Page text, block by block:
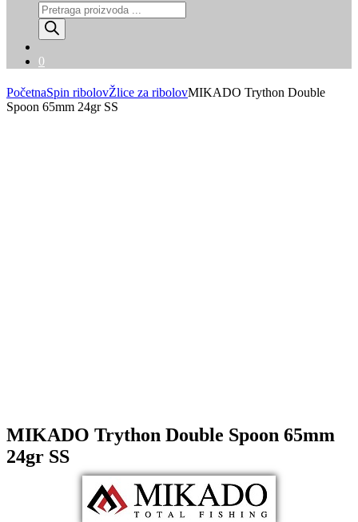
Products
search
0
PočetnaSpin ribolovŽlice za ribolovMIKADO Trython Double
Spoon 65mm 24gr SS
MIKADO Trython Double Spoon 65mm
24gr SS